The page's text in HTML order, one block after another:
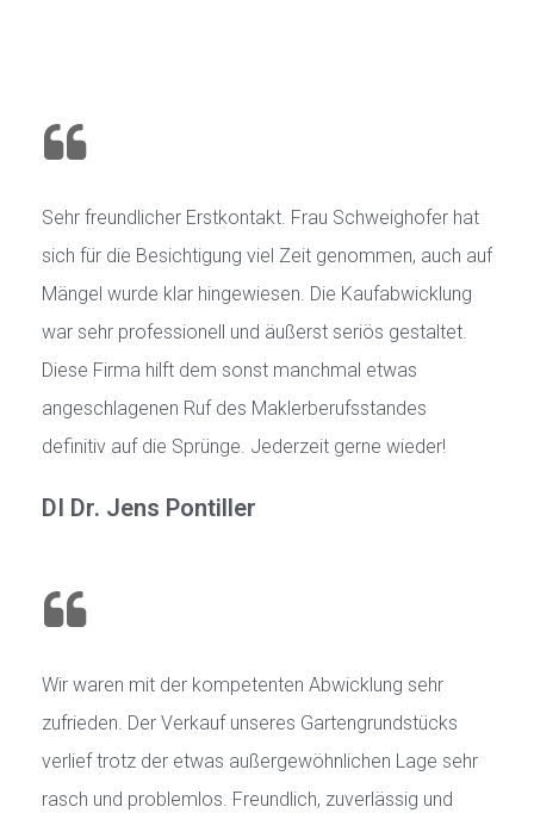
Sehr freundlicher Erstkontakt. Frau Schweighofer hat
sich für die Besichtigung viel Zeit genommen, auch auf
Mängel wurde klar hingewiesen. Die Kaufabwicklung
war sehr professionell und äußerst seriös gestaltet.
Diese Firma hilft dem sonst manchmal etwas
angeschlagenen Ruf des Maklerberufsstandes
definitiv auf die Sprünge. Jederzeit gerne wieder!
DI Dr. Jens Pontiller
Wir waren mit der kompetenten Abwicklung sehr
zufrieden. Der Verkauf unseres Gartengrundstücks
verlief trotz der etwas außergewöhnlichen Lage sehr
rasch und problemlos. Freundlich, zuverlässig und